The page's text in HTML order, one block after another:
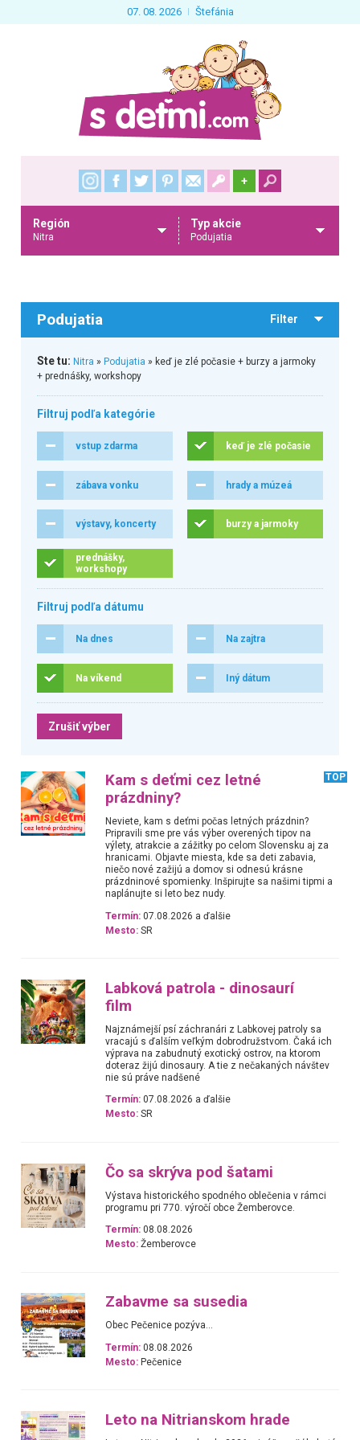
07. 08. 2026 Štefánia
+
Región
Nitra
Typ akcie
Podujatia
Podujatia Filter
Ste tu: Nitra » Podujatia » keď je zlé počasie + burzy a jarmoky
+ prednášky, workshopy
Filtruj podľa kategórie
vstup zdarma keď je zlé počasie
zábava vonku hrady a múzeá
výstavy, koncerty burzy a jarmoky
prednášky,
workshopy
Filtruj podľa dátumu
Na dnes Na zajtra
Na víkend Iný dátum
Zrušiť výber
Kam s deťmi cez letné
prázdniny?
TOP
Neviete, kam s deťmi počas letných prázdnin?
Pripravili sme pre vás výber overených tipov na
výlety, atrakcie a zážitky po celom Slovensku aj za
hranicami. Objavte miesta, kde sa deti zabavia,
niečo nové zažijú a domov si odnesú krásne
prázdninové spomienky. Inšpirujte sa našimi tipmi a
naplánujte si leto bez nudy.
Termín: 07.08.2026 a ďalšie
Mesto: SR
Labková patrola - dinosaurí
film
Najznámejší psí záchranári z Labkovej patroly sa
vracajú s ďalším veľkým dobrodružstvom. Čaká ich
výprava na zabudnutý exotický ostrov, na ktorom
doteraz žijú dinosaury. A tie z nečakaných návštev
nie sú práve nadšené
Termín: 07.08.2026 a ďalšie
Mesto: SR
Čo sa skrýva pod šatami
Výstava historického spodného oblečenia v rámci
programu pri 770. výročí obce Žemberovce.
Termín: 08.08.2026
Mesto: Žemberovce
Zabavme sa susedia
Obec Pečenice pozýva...
Termín: 08.08.2026
Mesto: Pečenice
Leto na Nitrianskom hrade